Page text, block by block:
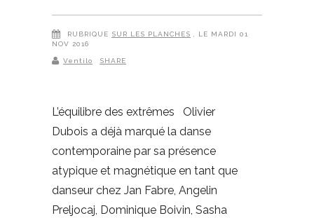
RUBRIQUE SUR LES PLANCHES
, LE MARDI 01
NOV 2016
Ventilo SHARE
L’équilibre des extrêmes Olivier
Dubois a déjà marqué la danse
contemporaine par sa présence
atypique et magnétique en tant que
danseur chez Jan Fabre, Angelin
Preljocaj, Dominique Boivin, Sasha